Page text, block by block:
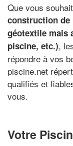
Que vous
construction de
géotextile mais
piscine, etc.),
répondre à vos
piscine.net
qualifiés et
vous.
Votre